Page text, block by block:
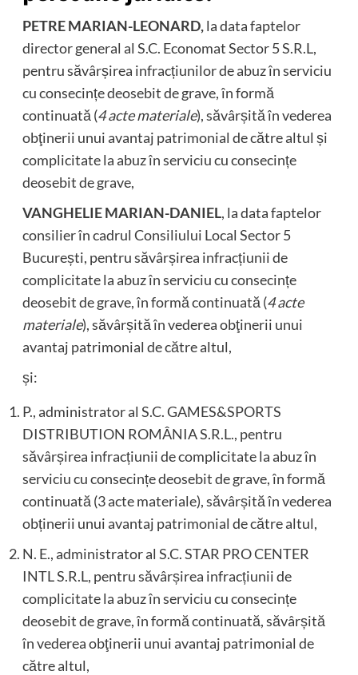
PETRE MARIAN-LEONARD,la data faptelor
director general al S.C. Economat Sector 5 S.R.L,
pentru săvârșirea infracțiunilor de abuz în serviciu
cu consecințe deosebit de grave, în formă
continuată (4 acte materiale), săvârșită în vederea
obţinerii unui avantaj patrimonial de către altul și
complicitate la abuz în serviciu cu consecințe
deosebit de grave,
VANGHELIE MARIAN-DANIEL, la data faptelor
consilier în cadrul Consiliului Local Sector 5
București, pentru săvârșirea infracțiunii de
complicitate la abuz în serviciu cu consecințe
deosebit de grave, în formă continuată (4 acte
materiale), săvârșită în vederea obţinerii unui
avantaj patrimonial de către altul,
și:
P., administrator al S.C. GAMES&SPORTS
DISTRIBUTION ROMÂNIA S.R.L., pentru
săvârșirea infracțiunii de complicitate la abuz în
serviciu cu consecințe deosebit de grave, în formă
continuată (3 acte materiale), săvârșită în vederea
obținerii unui avantaj patrimonial de către altul,
N. E., administrator al S.C. STAR PRO CENTER
INTL S.R.L, pentru săvârșirea infracțiunii de
complicitate la abuz în serviciu cu consecințe
deosebit de grave, în formă continuată, săvârșită
în vederea obţinerii unui avantaj patrimonial de
către altul,